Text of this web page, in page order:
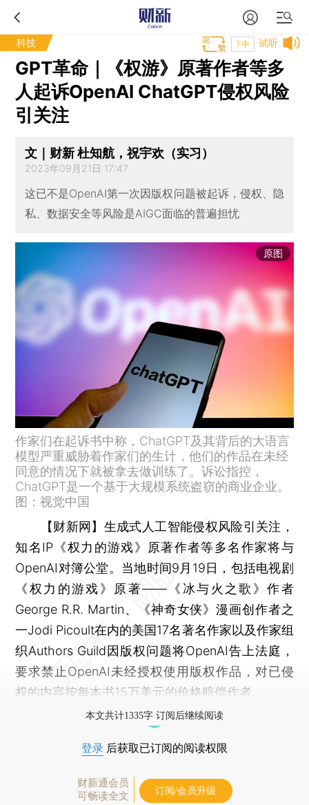
科技 试听
T中
GPT革命｜《权游》原著作者等多
人起诉OpenAI ChatGPT侵权风险
引关注
文｜财新 杜知航，祝宇欢（实习）
2023年09月21日 17:47
这已不是OpenAI第一次因版权问题被起诉，侵权、隐
私、数据安全等风险是AIGC面临的普遍担忧
原图
作家们在起诉书中称，ChatGPT及其背后的大语言
模型严重威胁着作家们的生计，他们的作品在未经
同意的情况下就被拿去做训练了。诉讼指控，
ChatGPT是一个基于大规模系统盗窃的商业企业。
图：视觉中国
【财新网】 生成式人工智能侵权风险引关注，
知名IP《权力的游戏》原著作者等多名作家将与
OpenAI对簿公堂。当地时间9月19日，包括电视剧
《权力的游戏》原著——《冰与火之歌》作者
George R.R. Martin、《神奇女侠》漫画创作者之
一Jodi Picoult在内的美国17名著名作家以及作家组
织Authors Guild因版权问题将OpenAI告上法庭，
要求禁止OpenAI未经授权使用版权作品，对已侵
权的内容按每本书15万美元的价格赔偿作者。
本文共计1335字 订阅后继续阅读
登录 后获取已订阅的阅读权限
财新通会员
可畅读全文
订阅/会员升级